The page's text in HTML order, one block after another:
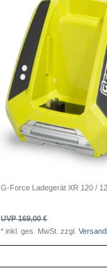
G-Force Ladegerät XR 120 /
UVP 169,00 €
*inkl. ges. MwSt. zzgl.